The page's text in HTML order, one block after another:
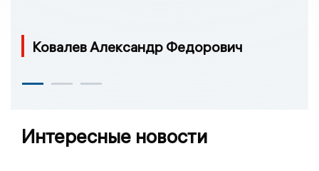
Ковалев Александр Федорович
Интересные новости